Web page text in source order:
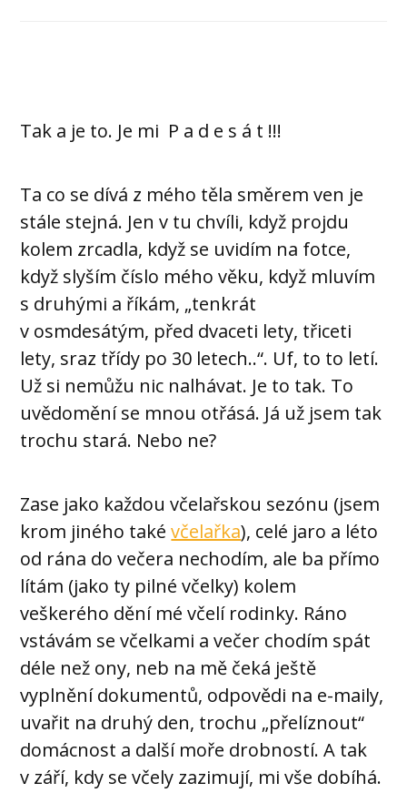
Tak a je to. Je mi P a d e s á t !!!
Ta co se dívá z mého těla směrem ven je
stále stejná. Jen v tu chvíli, když projdu
kolem zrcadla, když se uvidím na fotce,
když slyším číslo mého věku, když mluvím
s druhými a říkám, „tenkrát
v osmdesátým, před dvaceti lety, třiceti
lety, sraz třídy po 30 letech..“. Uf, to to letí.
Už si nemůžu nic nalhávat. Je to tak. To
uvědomění se mnou otřásá. Já už jsem tak
trochu stará. Nebo ne?
Zase jako každou včelařskou sezónu (jsem
krom jiného takévčelařka), celé jaro a léto
od rána do večera nechodím, ale ba přímo
lítám (jako ty pilné včelky) kolem
veškerého dění mé včelí rodinky. Ráno
vstávám se včelkami a večer chodím spát
déle než ony, neb na mě čeká ještě
vyplnění dokumentů, odpovědi na e-maily,
uvařit na druhý den, trochu „přelíznout“
domácnost a další moře drobností. A tak
v září, kdy se včely zazimují, mi vše dobíhá.